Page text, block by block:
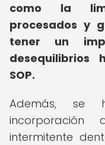
como la
procesados y
tener un
desequilibrios
SOP.
Además, se
intermitente